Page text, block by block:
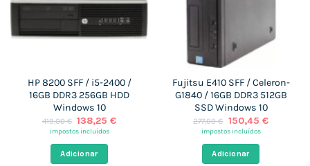
HP 8200 SFF / i5-2400 /
16GB DDR3 256GB HDD
Windows 10
419,00€ O
preço
era:
419,00 €.
138,25€O
impostos incluídos
Adicionar
Fujitsu E410 SFF / Celeron-
G1840 / 16GB DDR3 512GB
SSD Windows 10
277,00€ O
preço
era:
277,00 €.
150,45 €O
impostos incluídos
Adicionar